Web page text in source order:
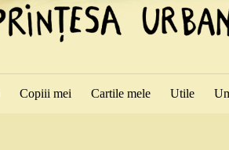
Copiii mei Cartile mele Utile